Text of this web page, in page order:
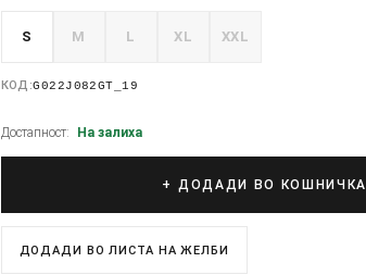
S M L XL XXL
КОД:G022J082GT_19
Достапност: На залиха
+ ДОДАДИ ВО КОШНИЧКА
ДОДАДИ ВО ЛИСТА НА ЖЕЛБИ